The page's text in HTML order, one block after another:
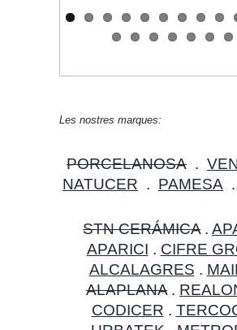
Les nostres marques:
PORCELANOSA .
NATUCER . PAMESA .
STN CERÁMICA .
APARICI . CIFRE
ALCALAGRES .
ALAPLANA .
CODICER .